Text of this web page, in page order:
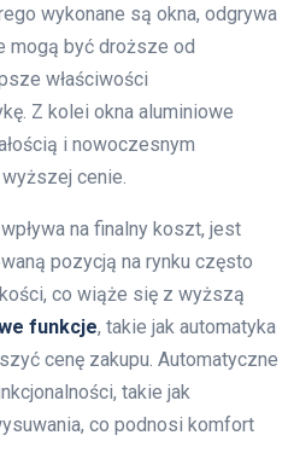
wykonane są okna, odgrywa
mogą być droższe od
właściwości
Z kolei okna aluminiowe
i nowoczesnym
cenie.
na finalny koszt, jest
pozycją na rynku często
co wiąże się z wyższą
funkcje, takie jak automatyka
cenę zakupu. Automatyczne
takie jak
co podnosi komfort